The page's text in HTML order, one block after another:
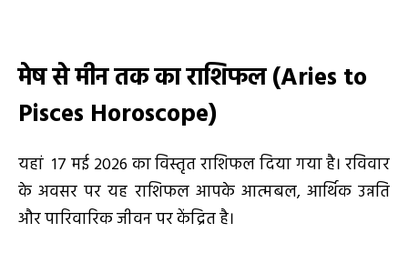
मेष से मीन तक का राशिफल (Aries to
Pisces Horoscope)
यहां 17 मई 2026 का विस्तृत राशिफल दिया गया है। रविवार
के अवसर पर यह राशिफल आपके आत्मबल, आर्थिक उन्नति
और पारिवारिक जीवन पर केंद्रित है।